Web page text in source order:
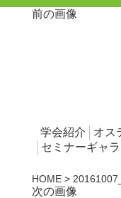
学会紹介 オス
セミナーギャ
HOME >
前の画像
次の画像